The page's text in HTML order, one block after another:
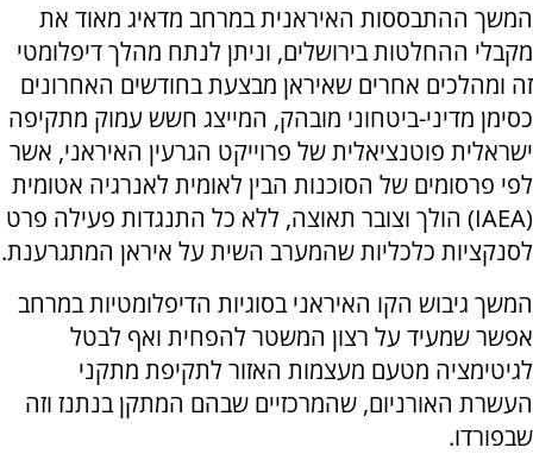
המשך ההתבססות האיראנית במרחב מדאיג מאוד את
מקבלי ההחלטות בירושלים, וניתן לנתח מהלך דיפלומטי
זה ומהלכים אחרים שאיראן מבצעת בחודשים האחרונים
כסימן מדיני-ביטחוני מובהק, המייצג חשש עמוק מתקיפה
ישראלית פוטנציאלית של פרוייקט הגרעין האיראני, אשר
לפי פרסומים של הסוכנות הבין לאומית לאנרגיה אטומית
(IAEA) הולך וצובר תאוצה, ללא כל התנגדות פעילה פרט
לסנקציות כלכליות שהמערב השית על איראן המתגרענת.
המשך גיבוש הקו האיראני בסוגיות הדיפלומטיות במרחב
אפשר שמעיד על רצון המשטר להפחית ואף לבטל
לגיטימציה מטעם מעצמות האזור לתקיפת מתקני
העשרת האורניום, שהמרכזיים שבהם המתקן בנתנז וזה
שבפורדו.